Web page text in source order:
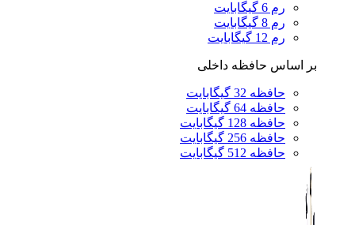
رم 6 گیگابایت
رم 8 گیگابایت
رم 12 گیگابایت
بر اساس حافظه داخلی
حافظه 32 گیگابایت
حافظه 64 گیگابایت
حافظه 128 گیگابایت
حافظه 256 گیگابایت
حافظه 512 گیگابایت